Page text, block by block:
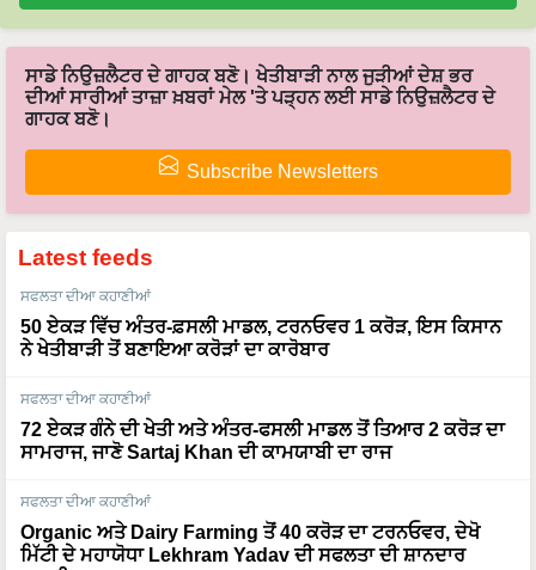
ਸਾਡੇ ਨਿਉਜ਼ਲੈਟਰ ਦੇ ਗਾਹਕ ਬਣੋ। ਖੇਤੀਬਾੜੀ ਨਾਲ ਜੁੜੀਆਂ ਦੇਸ਼ ਭਰ
ਦੀਆਂ ਸਾਰੀਆਂ ਤਾਜ਼ਾ ਖ਼ਬਰਾਂ ਮੇਲ 'ਤੇ ਪੜ੍ਹਨ ਲਈ ਸਾਡੇ ਨਿਉਜ਼ਲੈਟਰ ਦੇ
ਗਾਹਕ ਬਣੋ।
Subscribe Newsletters
Latest feeds
ਸਫਲਤਾ ਦੀਆ ਕਹਾਣੀਆਂ
50 ਏਕੜ ਵਿੱਚ ਅੰਤਰ-ਫ਼ਸਲੀ ਮਾਡਲ, ਟਰਨਓਵਰ 1 ਕਰੋੜ, ਇਸ ਕਿਸਾਨ
ਨੇ ਖੇਤੀਬਾੜੀ ਤੋਂ ਬਣਾਇਆ ਕਰੋੜਾਂ ਦਾ ਕਾਰੋਬਾਰ
ਸਫਲਤਾ ਦੀਆ ਕਹਾਣੀਆਂ
72 ਏਕੜ ਗੰਨੇ ਦੀ ਖੇਤੀ ਅਤੇ ਅੰਤਰ-ਫਸਲੀ ਮਾਡਲ ਤੋਂ ਤਿਆਰ 2 ਕਰੋੜ ਦਾ
ਸਾਮਰਾਜ, ਜਾਣੋ Sartaj Khan ਦੀ ਕਾਮਯਾਬੀ ਦਾ ਰਾਜ
ਸਫਲਤਾ ਦੀਆ ਕਹਾਣੀਆਂ
Organic ਅਤੇ Dairy Farming ਤੋਂ 40 ਕਰੋੜ ਦਾ ਟਰਨਓਵਰ, ਦੇਖੋ
ਮਿੱਟੀ ਦੇ ਮਹਾਯੋਧਾ Lekhram Yadav ਦੀ ਸਫਲਤਾ ਦੀ ਸ਼ਾਨਦਾਰ